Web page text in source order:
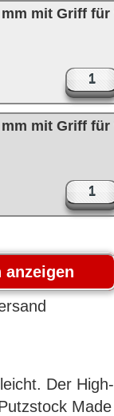
mit Griff für
mit Griff für
Der